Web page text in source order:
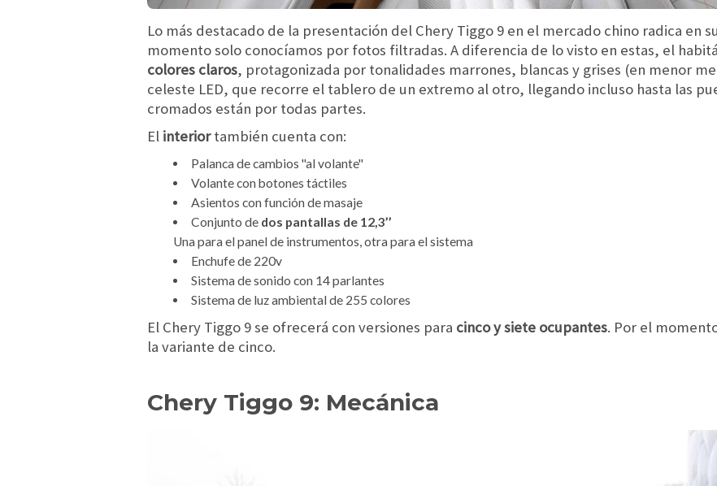
Lo más destacado de la presentación del Chery Tiggo 9 en el mercado chino radica en su
momento solo conocíamos por fotos filtradas. A diferencia de lo visto en estas, el
colores claros, protagonizada por tonalidades marrones, blancas y grises (en menor
celeste LED, que recorre el tablero de un extremo al otro, llegando incluso hasta las
cromados están por todas partes.
El interiortambién cuenta con:
Palanca de cambios "al volante"
Volante con botones táctiles
Asientos con función de masaje
Conjunto de dos pantallas de 12,3’’
Una para el panel de instrumentos, otra para el sistema
Enchufe de 220v
Sistema de sonido con 14 parlantes
Sistema de luz ambiental de 255 colores
El Chery Tiggo 9 se ofrecerá con versiones para cinco y siete ocupantes. Por el
la variante de cinco.
Chery Tiggo 9: Mecánica